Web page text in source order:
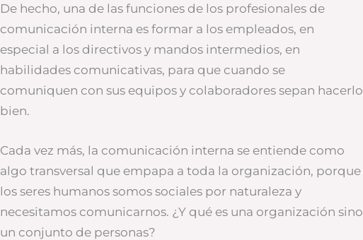
De hecho, una de las funciones de los profesionales de
comunicación interna es formar a los empleados, en
especial a los directivos y mandos intermedios, en
habilidades comunicativas, para que cuando se
comuniquen con sus equipos y colaboradores sepan hacerlo
bien.
Cada vez más, la comunicación interna se entiende como
algo transversal que empapa a toda la organización, porque
los seres humanos somos sociales por naturaleza y
necesitamos comunicarnos. ¿Y qué es una organización sino
un conjunto de personas?